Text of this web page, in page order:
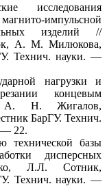
исследования
импульсной
изделий //
А. М. Милюкова,
Технич. науки. —
нагрузки и
концевым
А. Н. Жигалов,
БарГУ. Технич.
22.
технической базы
дисперсных
Л.Л. Сотник,
Технич. науки. —